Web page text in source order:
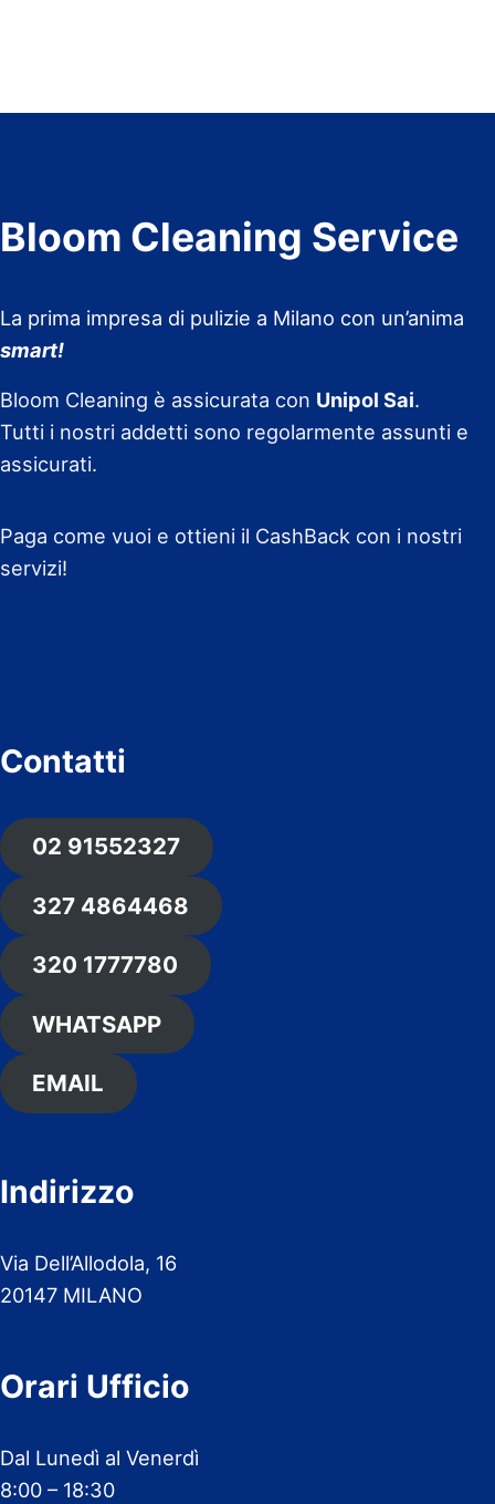
Bloom Cleaning Service
La prima impresa di pulizie a Milano con un’anima
smart!
Bloom Cleaning è assicurata con Unipol Sai.
Tutti i nostri addetti sono regolarmente assunti e
assicurati.
Paga come vuoi e ottieni il CashBack con i nostri
servizi!
Contatti
02 91552327
327 4864468
320 1777780
WHATSAPP
EMAIL
Indirizzo
Via Dell’Allodola, 16
20147 MILANO
Orari Ufficio
Dal Lunedì al Venerdì
8:00 – 18:30